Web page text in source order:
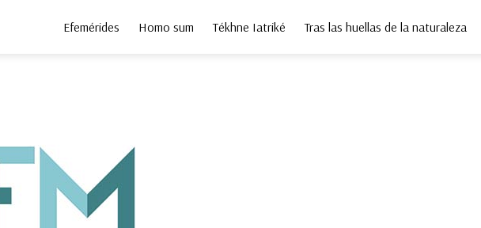
Efemérides Homo sum Tékhne Iatriké Tras las huellas de la naturaleza